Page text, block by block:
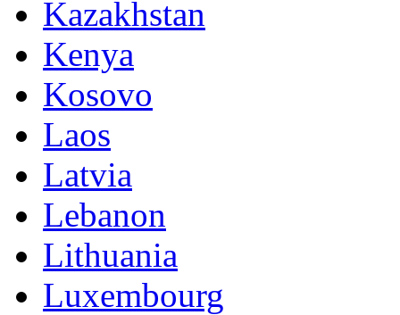
Kazakhstan
Kenya
Kosovo
Laos
Latvia
Lebanon
Lithuania
Luxembourg